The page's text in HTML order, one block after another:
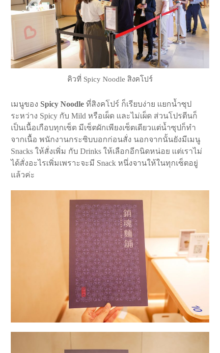
คิวที่ Spicy Noodle สิงคโปร์
เมนูของ Spicy Noodle ที่สิงคโปร์ ก็เรียบง่าย แยกน้ำซุป
ระหว่าง Spicy กับ Mild หรือเผ็ด และไม่เผ็ด ส่วนโปรตีนก็
เป็นเนื้อเกือบทุกเซ็ต มีเซ็ตผักเพียงเซ็ตเดียวแต่น้ำซุปก็ทำ
จากเนื้อ พนักงานกระซิบบอกก่อนสั่ง นอกจากนั้นยังมีเมนู
Snacks ให้สั่งเพิ่ม กับ Drinks ให้เลือกอีกนิดหน่อย แต่เราไม่
ได้สั่งอะไรเพิ่มเพราะจะมี Snack หนึ่งจานให้ในทุกเซ็ตอยู่
แล้วค่ะ